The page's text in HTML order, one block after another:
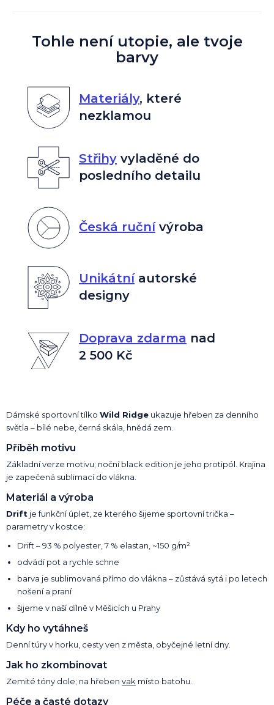
Tohle není utopie, ale tvoje
barvy
Materiály, které
nezklamou
Střihyvyladěné do
posledního detailu
Česká ručnívýroba
Unikátníautorské
designy
Doprava zdarma nad
2 500 Kč
Dámské sportovní tílko Wild Ridge ukazuje hřeben za denního
světla – bílé nebe, černá skála, hnědá zem.
Příběh motivu
Základní verze motivu; noční black edition je jeho protipól. Krajina
je zapečená sublimací do vlákna.
Materiál a výroba
Drift je funkční úplet, ze kterého šijeme sportovní trička –
parametry v kostce:
Drift – 93 % polyester, 7 % elastan, ~150 g/m²
odvádí pot a rychle schne
barva je sublimovaná přímo do vlákna – zůstává sytá i po letech
nošení a praní
šijeme v naší dílně v Měšicích u Prahy
Kdy ho vytáhneš
Denní túry v horku, cesty ven z města, obyčejné letní dny.
Jak ho zkombinovat
Zemité tóny dole; na hřeben vak místo batohu.
Péče a časté dotazy